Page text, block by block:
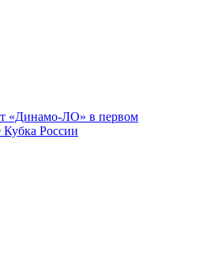
«Динамо-ЛО» в первом
Кубка России